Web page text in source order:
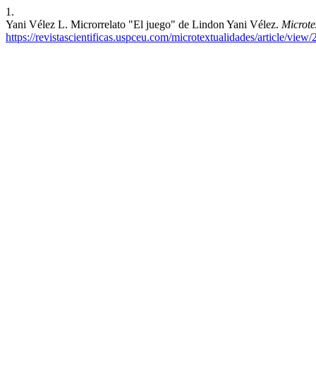
1.
Yani Vélez L. Microrrelato "El juego" de Lindon Yani Vélez.
https://revistascientificas.uspceu.com/microtextualidades/article/view/